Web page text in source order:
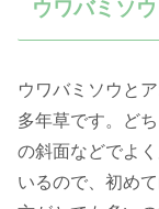
ウワバミソ
ウワバミソウと
多年草です。ど
の斜面などでよ
いるので、初め